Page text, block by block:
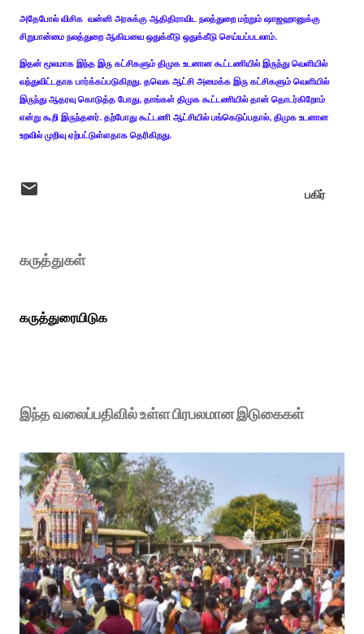
அதேபோல் விசிக வன்னி அரசுக்கு ஆதிதிராவிட நலத்துறை மற்றும் ஷாஜஹானுக்கு
சிறுபான்மை நலத்துறை ஆகியவை ஒதுக்கீடு ஒதுக்கீடு செய்யப்படலாம்.
இதன் மூலமாக இந்த இரு கட்சிகளும் திமுக உடனான கூட்டணியில் இருந்து வெளியில்
வந்துவிட்டதாக பார்க்கப்படுகிறது. தவெக ஆட்சி அமைக்க இரு கட்சிகளும் வெளியில்
இருந்து ஆதரவு கொடுத்த போது, தாங்கள் திமுக கூட்டணியில் தான் தொடர்கிறோம்
என்று கூறி இருந்தனர். தற்போது கூட்டணி ஆட்சியில் பங்கெடுப்பதால், திமுக உடனான
உறவில் முறிவு ஏற்பட்டுள்ளதாக தெரிகிறது.
பகிர்
கருத்துகள்
கருத்துரையிடுக
இந்த வலைப்பதிவில் உள்ள பிரபலமான இடுகைகள்